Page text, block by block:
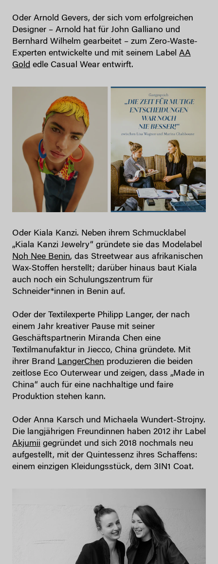
Oder Arnold Gevers, der sich vom erfolgreichen
Designer – Arnold hat für John Galliano und
Bernhard Wilhelm gearbeitet – zum Zero-Waste-
Experten entwickelte und mit seinem Label AA
Gold edle Casual Wear entwirft.
Oder Kiala Kanzi. Neben ihrem Schmucklabel
„Kiala Kanzi Jewelry“ gründete sie das Modelabel
Noh Nee Benin, das Streetwear aus afrikanischen
Wax-Stoffen herstellt; darüber hinaus baut Kiala
auch noch ein Schulungszentrum für
Schneider*innen in Benin auf.
Oder der Textilexperte Philipp Langer, der nach
einem Jahr kreativer Pause mit seiner
Geschäftspartnerin Miranda Chen eine
Textilmanufaktur in Jiecco, China gründete. Mit
ihrer Brand LangerChen produzieren die beiden
zeitlose Eco Outerwear und zeigen, dass „Made in
China“ auch für eine nachhaltige und faire
Produktion stehen kann.
Oder Anna Karsch und Michaela Wundert-Strojny.
Die langjährigen Freundinnen haben 2012 ihr Label
Akjumii gegründet und sich 2018 nochmals neu
aufgestellt, mit der Quintessenz ihres Schaffens:
einem einzigen Kleidungsstück, dem 3IN1 Coat.